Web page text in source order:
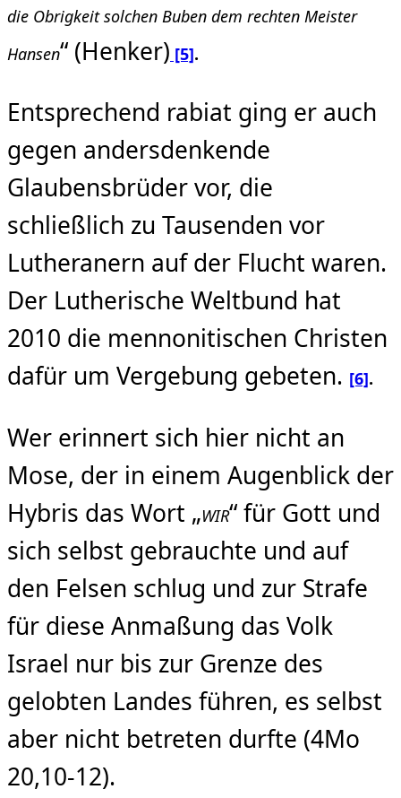
die Obrigkeit solchen Buben dem rechten Meister
Hansen“ (Henker) [5].
Entsprechend rabiat ging er auch
gegen andersdenkende
Glaubensbrüder vor, die
schließlich zu Tausenden vor
Lutheranern auf der Flucht waren.
Der Lutherische Weltbund hat
2010 die mennonitischen Christen
dafür um Vergebung gebeten. [6].
Wer erinnert sich hier nicht an
Mose, der in einem Augenblick der
Hybris das Wort „WIR“ für Gott und
sich selbst gebrauchte und auf
den Felsen schlug und zur Strafe
für diese Anmaßung das Volk
Israel nur bis zur Grenze des
gelobten Landes führen, es selbst
aber nicht betreten durfte (4Mo
20,10-12).